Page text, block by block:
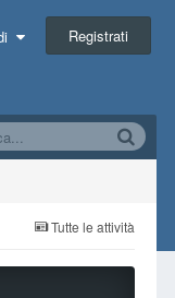
Registrati
Tutte le attività